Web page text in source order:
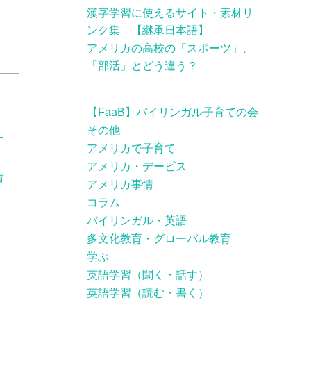
漢字学習に使えるサイト・素材リ
ンク集 【継承日本語】
アメリカの高校の「スポーツ」、
「部活」とどう違う？
【FaaB】バイリンガル子育ての会
その他
アメリカで子育て
アメリカ・デービス
アメリカ事情
コラム
バイリンガル・英語
多文化教育・グローバル教育
学ぶ
英語学習（聞く・話す）
英語学習（読む・書く）